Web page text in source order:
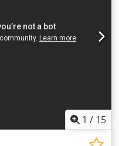
pumpa, kapaciteta
Težina, otprilike 4000
(za obradu vrata, anuba,
1 / 15